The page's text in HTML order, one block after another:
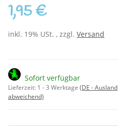
1,95 €
inkl. 19% USt. , zzgl. Versand
Sofort verfügbar
Lieferzeit: 1 - 3 Werktage (DE - Ausland
abweichend)